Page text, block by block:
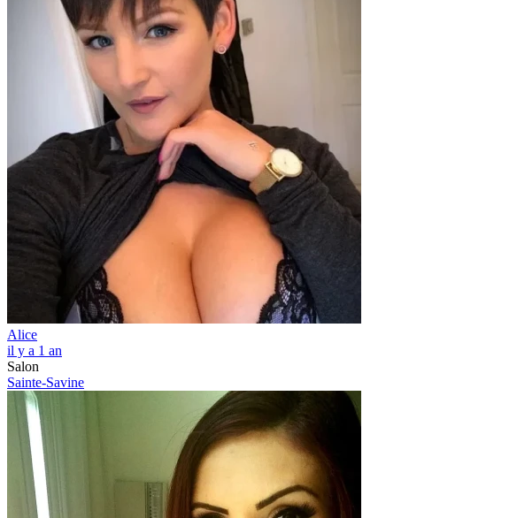
Alice
il y a 1 an
Salon
Sainte-Savine